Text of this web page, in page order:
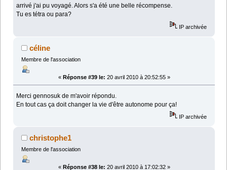
arrivé j'ai pu voyagé. Alors s'a été une belle récompense.
Tu es tétra ou para?
IP archivée
céline
Membre de l'association
« Réponse #39 le: 20 avril 2010 à 20:52:55 »
Merci gennosuk de m'avoir répondu.
En tout cas ça doit changer la vie d'être autonome pour ça!
IP archivée
christophe1
Membre de l'association
« Réponse #38 le: 20 avril 2010 à 17:02:32 »